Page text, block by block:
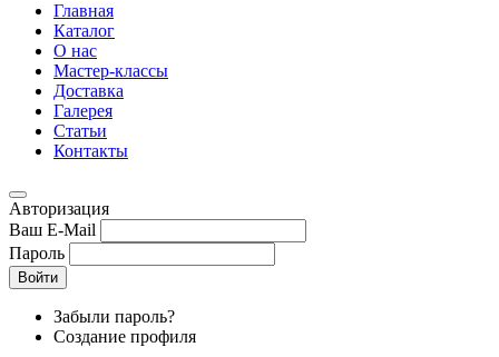
Главная
Каталог
О нас
Мастер-классы
Доставка
Галерея
Статьи
Контакты
Авторизация
Ваш E-Mail
Пароль
Войти
Забыли пароль?
Создание профиля